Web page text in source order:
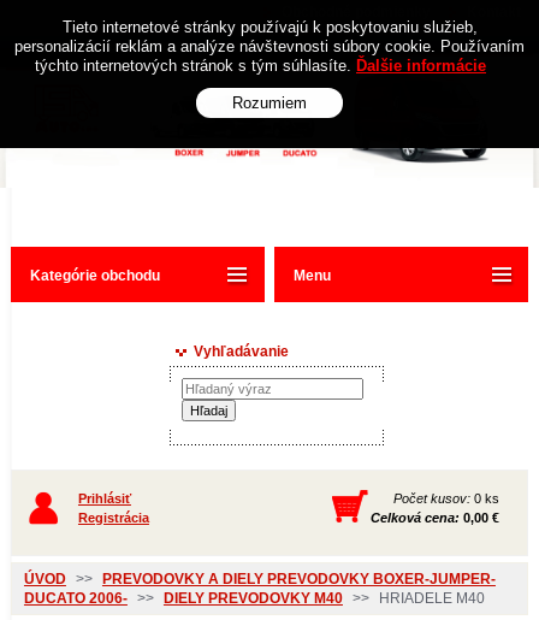
Kategórie obchodu
Vyhľadávanie
Prihlásiť
Registrácia
Počet kusov: 0 ks
Celková cena: 0,00 €
ÚVOD >>
PREVODOVKY A DIELY PREVODOVKY BOXER-JUMPER-
DUCATO 2006- >> DIELY PREVODOVKY M40 >> HRIADELE M40
Menu
Tieto internetové stránky používajú k poskytovaniu služieb,
personalizácií reklám a analýze návštevnosti súbory cookie. Používaním
týchto internetových stránok s tým súhlasíte. Ďalšie informácie
Rozumiem